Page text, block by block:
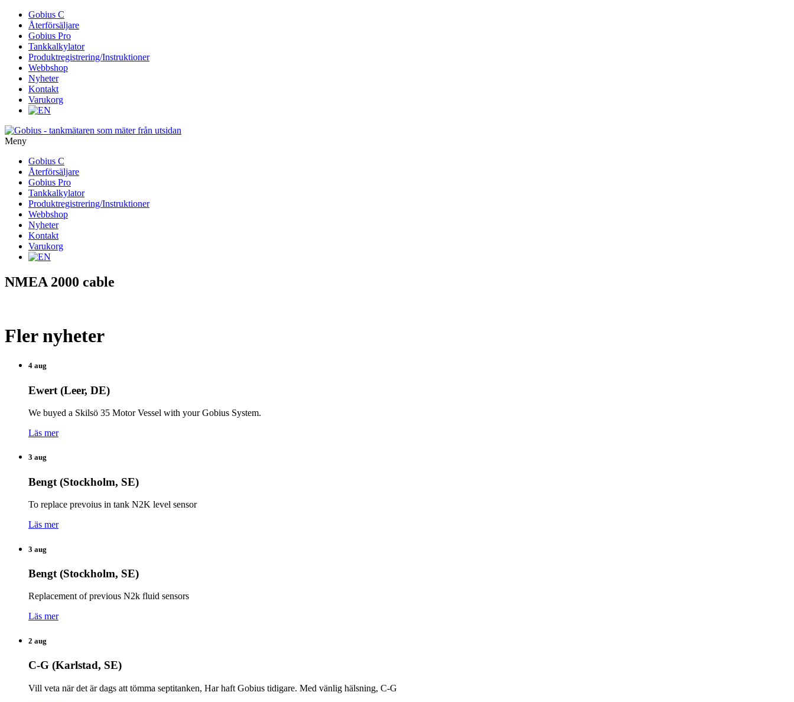
vidare
innehåll
Gobius C
Återförsäljare
Gobius Pro
Tankkalkylator
Produktregistrering/Instruktioner
Webbshop
Nyheter
Kontakt
Varukorg
Meny
vidare
innehåll
Gobius C
Återförsäljare
Gobius Pro
Tankkalkylator
Produktregistrering/Instruktioner
Webbshop
Nyheter
Kontakt
Varukorg
NMEA 2000 cable
Fler nyheter
4 aug
Ewert (Leer, DE)
We buyed a Skilsö 35 Motor Vessel with your Gobius System.
Läs mer
3 aug
Bengt (Stockholm, SE)
To replace prevoius in tank N2K level sensor
Läs mer
3 aug
Bengt (Stockholm, SE)
Replacement of previous N2k fluid sensors
Läs mer
2 aug
C-G (Karlstad, SE)
Vill veta när det är dags att tömma septitanken, Har haft Gobius tidigare. Med vänlig hälsning, C-G